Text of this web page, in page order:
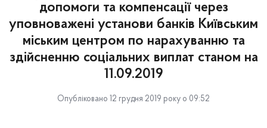
допомоги та компенсації через
уповноважені установи банків Київським
міським центром по нарахуванню та
здійсненню соціальних виплат станом на
11.09.2019
Опубліковано 12 грудня 2019 року о 09:52